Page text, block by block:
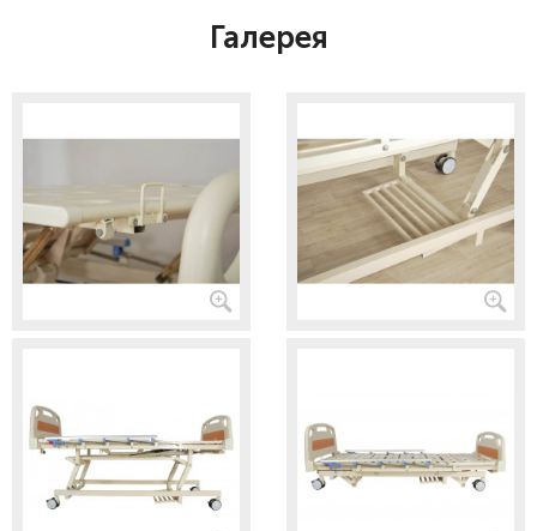
Галерея